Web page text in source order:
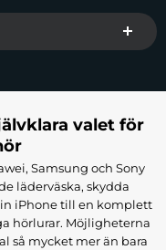
valet för
Samsung och Sony
läderväska, skydda
iPhone till en komplett
hörlurar. Möjligheterna
så mycket mer än bara